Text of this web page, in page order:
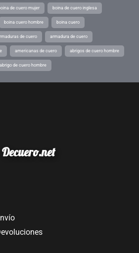
de cuero mujer boina de cuero inglesa
boina cuero hombre boina cuero
de cuero armadura de cuero
americanas de cuero abrigos de cuero hombre
abrigo de cuero hombre
Decuero.net